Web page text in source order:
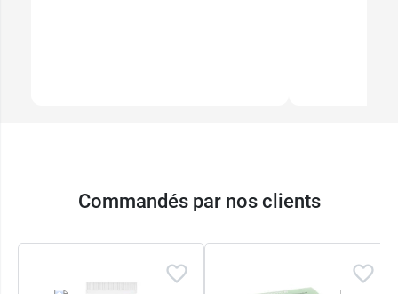
Commandés par nos clients